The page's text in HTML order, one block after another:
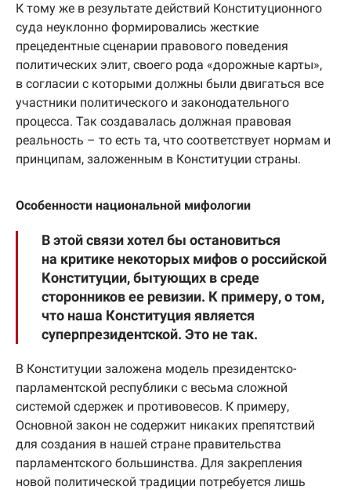
К тому же в результате действий Конституционного
суда неуклонно формировались жесткие
прецедентные сценарии правового поведения
политических элит, своего рода «дорожные карты»,
в согласии с которыми должны были двигаться все
участники политического и законодательного
процесса. Так создавалась должная правовая
реальность – то есть та, что соответствует нормам и
принципам, заложенным в Конституции страны.
Особенности национальной мифологии
В этой связи хотел бы остановиться
на критике некоторых мифов о российской
Конституции, бытующих в среде
сторонников ее ревизии. К примеру, о том,
что наша Конституция является
суперпрезидентской. Это не так.
В Конституции заложена модель президентско-
парламентской республики с весьма сложной
системой сдержек и противовесов. К примеру,
Основной закон не содержит никаких препятствий
для создания в нашей стране правительства
парламентского большинства. Для закрепления
новой политической традиции потребуется лишь